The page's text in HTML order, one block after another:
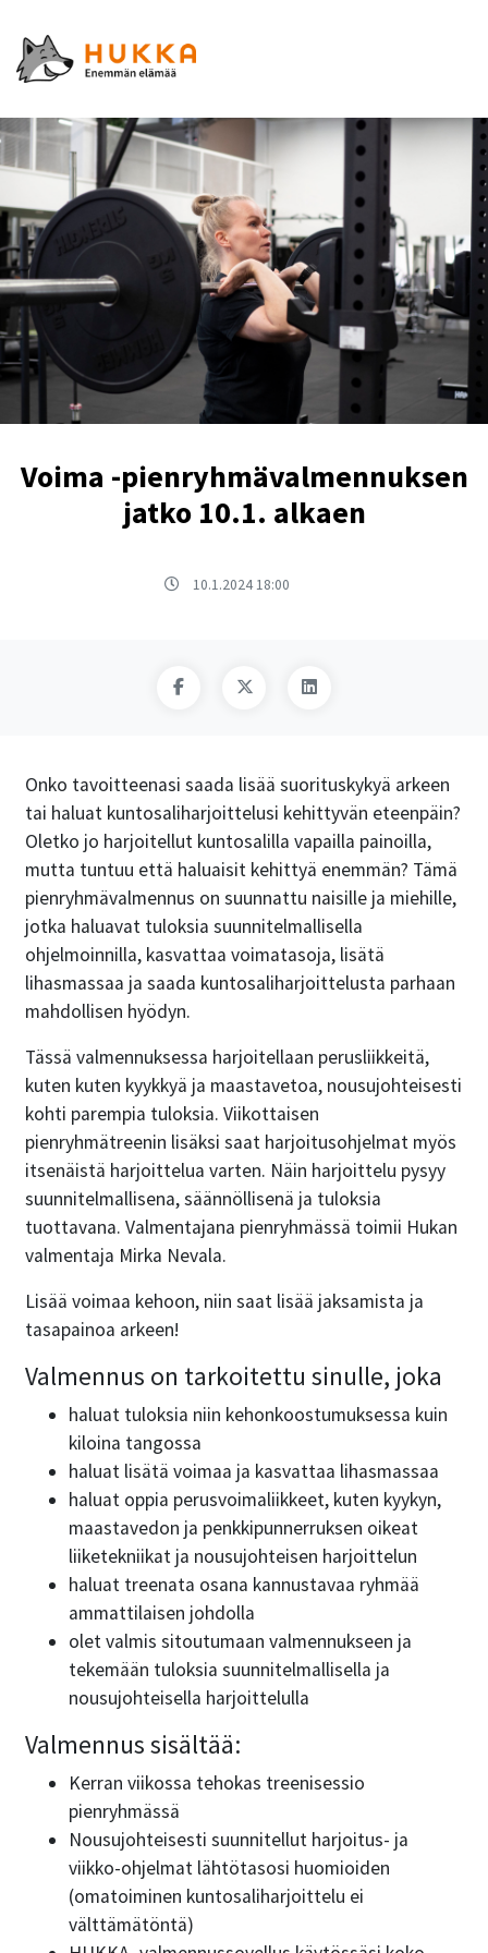
Voima -pienryhmävalmennuksen
jatko 10.1. alkaen
10.1.2024 18:00
Onko tavoitteenasi saada lisää suorituskykyä arkeen
tai haluat kuntosaliharjoittelusi kehittyvän eteenpäin?
Oletko jo harjoitellut kuntosalilla vapailla painoilla,
mutta tuntuu että haluaisit kehittyä enemmän? Tämä
pienryhmävalmennus on suunnattu naisille ja miehille,
jotka haluavat tuloksia suunnitelmallisella
ohjelmoinnilla, kasvattaa voimatasoja, lisätä
lihasmassaa ja saada kuntosaliharjoittelusta parhaan
mahdollisen hyödyn.
Tässä valmennuksessa harjoitellaan perusliikkeitä,
kuten kuten kyykkyä ja maastavetoa, nousujohteisesti
kohti parempia tuloksia. Viikottaisen
pienryhmätreenin lisäksi saat harjoitusohjelmat myös
itsenäistä harjoittelua varten. Näin harjoittelu pysyy
suunnitelmallisena, säännöllisenä ja tuloksia
tuottavana. Valmentajana pienryhmässä toimii Hukan
valmentaja Mirka Nevala.
Lisää voimaa kehoon, niin saat lisää jaksamista ja
tasapainoa arkeen!
Valmennus on tarkoitettu sinulle, joka
haluat tuloksia niin kehonkoostumuksessa kuin
kiloina tangossa
haluat lisätä voimaa ja kasvattaa lihasmassaa
haluat oppia perusvoimaliikkeet, kuten kyykyn,
maastavedon ja penkkipunnerruksen oikeat
liiketekniikat ja nousujohteisen harjoittelun
haluat treenata osana kannustavaa ryhmää
ammattilaisen johdolla
olet valmis sitoutumaan valmennukseen ja
tekemään tuloksia suunnitelmallisella ja
nousujohteisella harjoittelulla
Valmennus sisältää:
Kerran viikossa tehokas treenisessio
pienryhmässä
Nousujohteisesti suunnitellut harjoitus- ja
viikko-ohjelmat lähtötasosi huomioiden
(omatoiminen kuntosaliharjoittelu ei
välttämätöntä)